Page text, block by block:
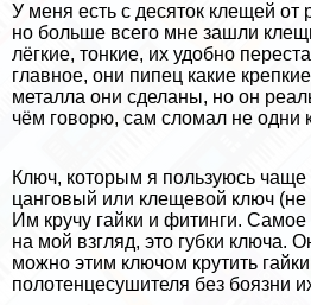
У меня есть с десяток клещей от
но больше всего мне зашли
лёгкие, тонкие, их удобно
главное, они пипец какие
металла они сделаны, но он
чём говорю, сам сломал не одни
Ключ, которым я пользуюсь
цанговый или клещевой ключ (не
Им кручу гайки и фитинги.
на мой взгляд, это губки ключа.
можно этим ключом крутить
полотенцесушителя без боязни